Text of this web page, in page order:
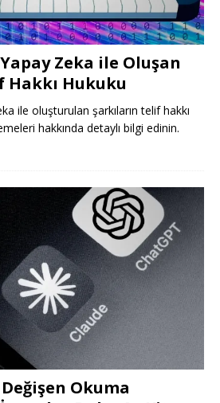
Zeka ile Oluşan
Hakkı Hukuku
ile oluşturulan şarkıların telif hakkı
hakkında detaylı bilgi edinin.
Okuma